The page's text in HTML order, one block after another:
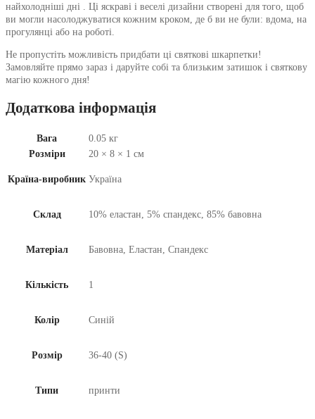
найхолодніші дні . Ці яскраві і веселі дизайни створені для того, щоб
ви могли насолоджуватися кожним кроком, де б ви не були: вдома, на
прогулянці або на роботі.
Не пропустіть можливість придбати ці святкові шкарпетки!
Замовляйте прямо зараз і даруйте собі та близьким затишок і святкову
магію кожного дня!
Додаткова інформація
Вага
0.05 кг
Розміри
20 × 8 × 1 см
Країна-виробник Україна
Склад 10% еластан, 5% спандекс, 85% бавовна
Матеріал Бавовна, Еластан, Спандекс
Кількість 1
Колір Синій
Розмір 36-40 (S)
Типи принти